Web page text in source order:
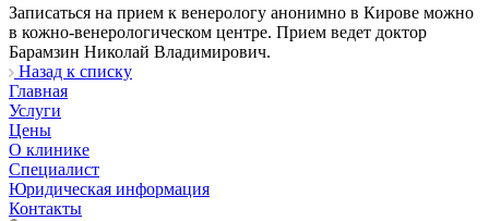
Записаться на прием к венерологу анонимно в Кирове можно
в кожно-венерологическом центре. Прием ведет доктор
Барамзин Николай Владимирович.
Назад к списку
Главная
Услуги
Цены
О клинике
Специалист
Юридическая информация
Контакты